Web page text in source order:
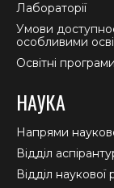
Лабораторії
Умови
особливими
Освітні програми
НАУКА
Напрями
Відділ
Відділ наукової